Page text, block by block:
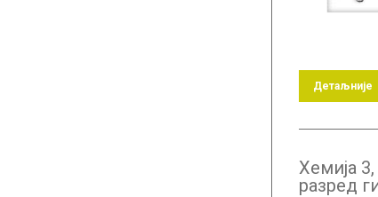
Детаљније
Хемија
разред